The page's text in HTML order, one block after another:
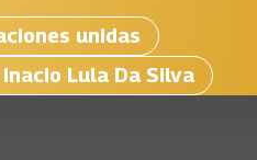
unidas
Lula Da Silva